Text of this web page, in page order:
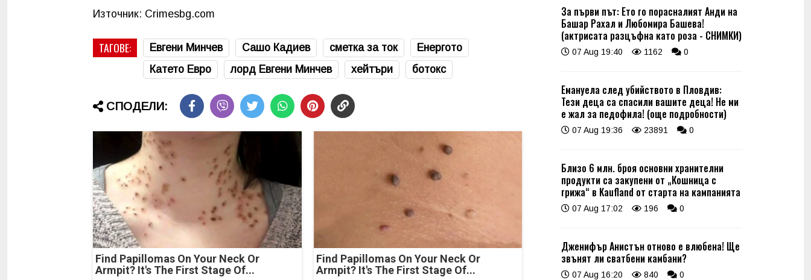
Източник: Crimesbg.com
ТАГОВЕ: Евгени Минчев Сашо Кадиев сметка за ток
Енергото
Катето Евро
лорд Евгени Минчев хейтъри ботокс
СПОДЕЛИ:
Find Papillomas On Your Neck Or
Armpit? It's The First Stage Of...
Find Papillomas On Your Neck Or
Armpit? It's The First Stage Of...
За първи път: Ето го порасналият Анди на
Башар Рахал и Любомира Башева!
(актрисата разцъфна като роза - СНИМКИ)
07 Aug 19:40 1162 0
Емануела след убийството в Пловдив:
Тези деца са спасили вашите деца! Не ми
е жал за педофила! (още подробности)
07 Aug 19:36 23891 0
Близо 6 млн. броя основни хранителни
продукти са закупени от „Кошница с
грижа“ в Kaufland от старта на кампанията
07 Aug 17:02 196 0
Дженифър Анистън отново е влюбена! Ще
звънят ли сватбени камбани?
07 Aug 16:20 840 0